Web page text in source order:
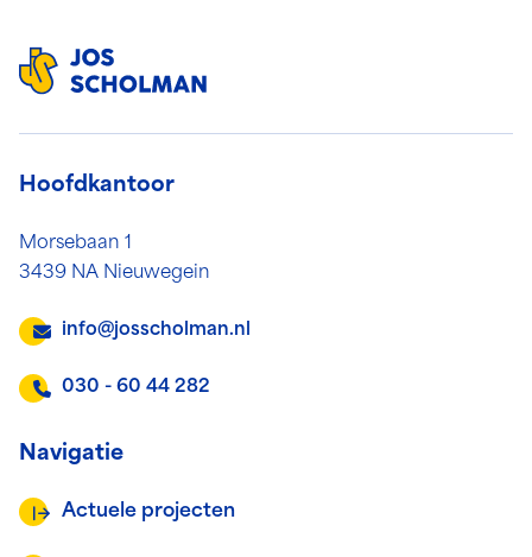
Hoofdkantoor
Morsebaan 1
3439 NA Nieuwegein
info@josscholman.nl
030 - 60 44 282
Navigatie
Actuele projecten